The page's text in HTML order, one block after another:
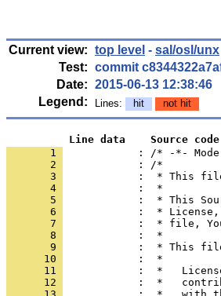
Current view: top level - sal/osl/unx
Test: commit
Date: 2015-06-13 12:38:46
Legend:
Lines: hit not hit
          Line data    Source code
       1
: /* -*-
       2
       3
       4
       5
       6
       7
       8
       9
      10
      11
      12